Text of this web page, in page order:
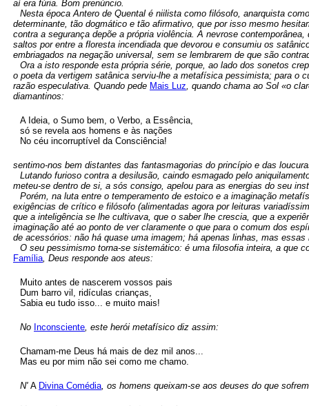
aí era fúria. Bom prenúncio.
Nesta época Antero de Quental é niilista como filósofo, anarquista
determinante, tão dogmático e tão afirmativo, que por isso mesmo
contra a segurança depõe a própria violência. A nevrose
saltos por entre a floresta incendiada que devorou e consumiu os
embriagados na negação universal, sem se lembrarem de que são
Ora a isto responde esta própria série, porque, ao lado dos sonetos
o poeta da vertigem satânica serviu-lhe a metafísica pessimista; para o
razão especulativa. Quando pede Mais Luz, quando chama ao Sol «o
diamantinos:
A Ideia, o Sumo bem, o Verbo, a Essência,
só se revela aos homens e às nações
No céu incorruptível da Consciência!
sentimo-nos bem distantes das fantasmagorias do princípio e das
Lutando furioso contra a desilusão, caindo esmagado pelo
meteu-se dentro de si, a sós consigo, apelou para as energias do seu
Porém, na luta entre o temperamento de estoico e a imaginação
exigências de crítico e filósofo (alimentadas agora por leituras
que a inteligência se lhe cultivava, que o saber lhe crescia, que a
imaginação até ao ponto de ver claramente o que para o comum dos
de acessórios: não há quase uma imagem; há apenas linhas, mas
O seu pessimismo torna-se sistemático: é uma filosofia inteira, a que
Família, Deus responde aos ateus:
Muito antes de nascerem vossos pais
Dum barro vil, ridículas crianças,
Sabia eu tudo isso... e muito mais!
No Inconsciente, este herói metafísico diz assim:
Chamam-me Deus há mais de dez mil anos...
Mas eu por mim não sei como me chamo.
N' A Divina Comédia, os homens queixam-se aos deuses do que